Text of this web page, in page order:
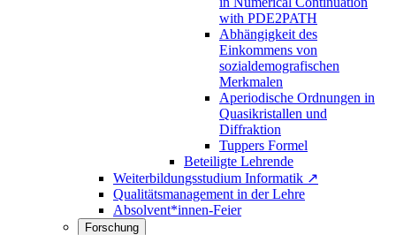
with PDE2PATH
Abhängigkeit des
Einkommens von
sozialdemografischen
Merkmalen
Aperiodische Ordnungen in
Quasikristallen und
Diffraktion
Tuppers Formel
Beteiligte Lehrende
Weiterbildungsstudium Informatik ↗
Qualitätsmanagement in der Lehre
Absolvent*innen-Feier
Forschung